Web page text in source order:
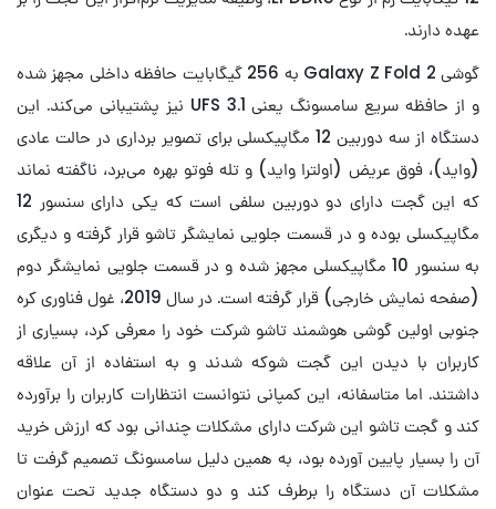
عهده دارند.
گوشی Galaxy Z Fold 2 به 256 گیگابایت حافظه داخلی مجهز شده
و از حافظه سریع سامسونگ یعنی UFS 3.1 نیز پشتیبانی می‌کند. این
دستگاه از سه دوربین 12 مگاپیکسلی برای تصویر برداری در حالت عادی
(واید)، فوق عریض (اولترا واید) و تله فوتو بهره می‌برد، ناگفته نماند
که این گجت دارای دو دوربین سلفی است که یکی دارای سنسور 12
مگاپیکسلی بوده و در قسمت جلویی نمایشگر تاشو قرار گرفته و دیگری
به سنسور 10 مگاپیکسلی مجهز شده و در قسمت جلویی نمایشگر دوم
(صفحه نمایش خارجی) قرار گرفته است. در سال 2019، غول فناوری کره
جنوبی اولین گوشی هوشمند تاشو شرکت خود را معرفی کرد، بسیاری از
کاربران با دیدن این گجت شوکه شدند و به استفاده از آن علاقه
داشتند. اما متاسفانه، این کمپانی نتوانست انتظارات کاربران را برآورده
کند و گجت تاشو این شرکت دارای مشکلات چندانی بود که ارزش خرید
آن را بسیار پایین آورده بود، به همین دلیل سامسونگ تصمیم گرفت تا
مشکلات آن دستگاه را برطرف کند و دو دستگاه جدید تحت عنوان